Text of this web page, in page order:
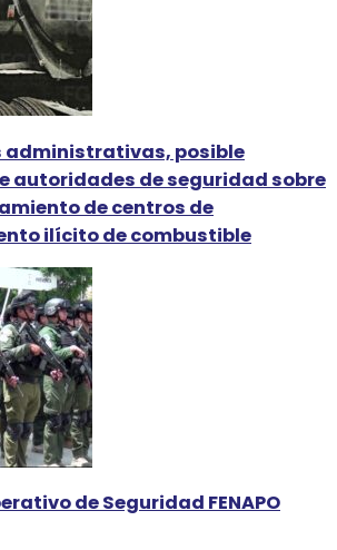
administrativas, posible
autoridades de seguridad sobre
de centros de
ilícito de combustible
de Seguridad FENAPO